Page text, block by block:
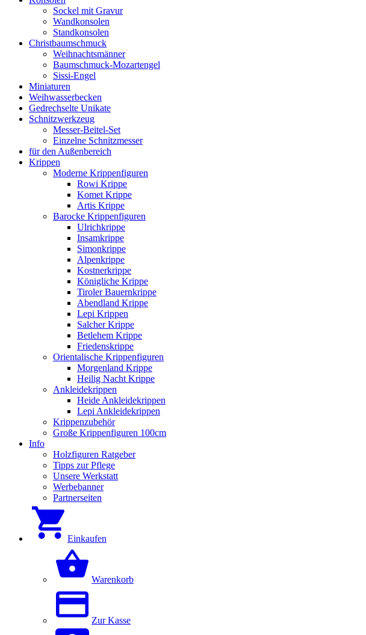
Sockel mit Gravur
Wandkonsolen
Standkonsolen
Christbaumschmuck
Weihnachtsmänner
Baumschmuck-Mozartengel
Sissi-Engel
Miniaturen
Weihwasserbecken
Gedrechselte Unikate
Schnitzwerkzeug
Messer-Beitel-Set
Einzelne Schnitzmesser
für den Außenbereich
Krippen
Moderne Krippenfiguren
Rowi Krippe
Komet Krippe
Artis Krippe
Barocke Krippenfiguren
Ulrichkrippe
Insamkrippe
Simonkrippe
Alpenkrippe
Kostnerkrippe
Königliche Krippe
Tiroler Bauernkrippe
Abendland Krippe
Lepi Krippen
Salcher Krippe
Betlehem Krippe
Friedenskrippe
Orientalische Krippenfiguren
Morgenland Krippe
Heilig Nacht Krippe
Ankleidekrippen
Heide Ankleidekrippen
Lepi Ankleidekrippen
Krippenzubehör
Große Krippenfiguren 100cm
Info
Holzfiguren Ratgeber
Tipps zur Pflege
Unsere Werkstatt
Werbebanner
Partnerseiten
Einkaufen
Warenkorb
Zur Kasse